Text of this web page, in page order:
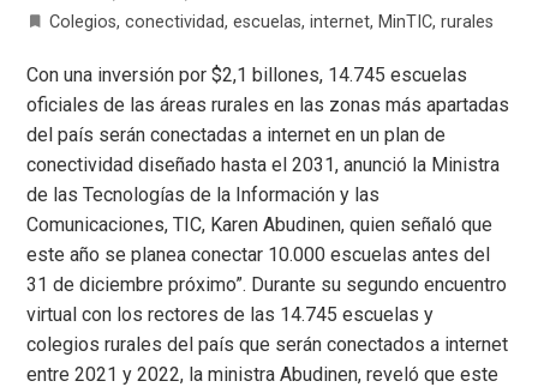
Colegios,conectividad,escuelas,internet, MinTIC,rurales
Con una inversión por $2,1 billones, 14.745 escuelas
oficiales de las áreas rurales en las zonas más apartadas
del país serán conectadas a internet en un plan de
conectividad diseñado hasta el 2031, anunció la Ministra
de las Tecnologías de la Información y las
Comunicaciones, TIC, Karen Abudinen, quien señaló que
este año se planea conectar 10.000 escuelas antes del
31 de diciembre próximo”. Durante su segundo encuentro
virtual con los rectores de las 14.745 escuelas y
colegios rurales del país que serán conectados a internet
entre 2021 y 2022, la ministra Abudinen, reveló que este